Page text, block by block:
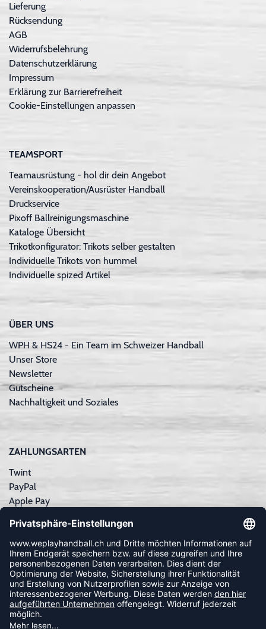
Lieferung
Rücksendung
AGB
Widerrufsbelehrung
Datenschutzerklärung
Impressum
Erklärung zur Barrierefreiheit
Cookie-Einstellungen anpassen
TEAMSPORT
Teamausrüstung - hol dir dein Angebot
Vereinskooperation/Ausrüster Handball
Druckservice
Pixoff Ballreinigungsmaschine
Kataloge Übersicht
Trikotkonfigurator: Trikots selber gestalten
Individuelle Trikots von hummel
Individuelle spized Artikel
ÜBER UNS
WPH & HS24 - Ein Team im Schweizer Handball
Unser Store
Newsletter
Gutscheine
Nachhaltigkeit und Soziales
ZAHLUNGSARTEN
Twint
PayPal
Apple Pay
Kreditkarte
Rechnungskauf
NEWSLETTER
FOLLOW US